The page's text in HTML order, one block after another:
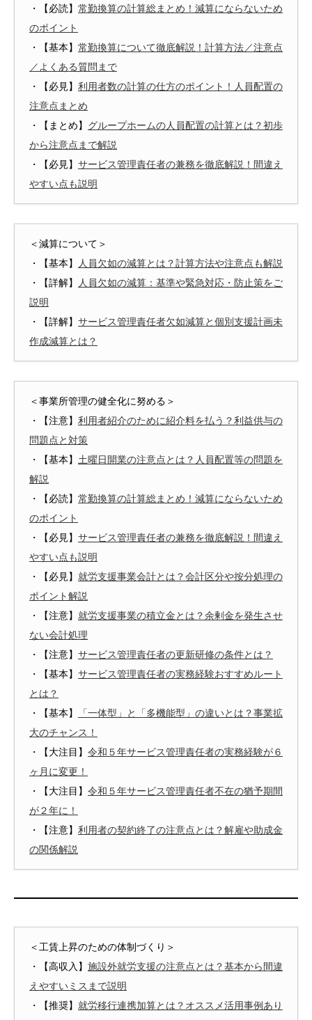
・【必読】 常勤換算の計算総まとめ！減算にならないため
のポイント
・【基本】 常勤換算について徹底解説！計算方法／注意点
／よくある質問まで
・【必見】 利用者数の計算の仕方のポイント！人員配置の
注意点まとめ
・【まとめ】 グループホームの人員配置の計算とは？初歩
から注意点まで解説
・【必見】 サービス管理責任者の兼務を徹底解説！間違え
やすい点も説明
＜減算について＞
・【基本】
人員欠如の減算とは？計算方法や注意点も解説
・【詳解】
人員欠如の減算：基準や緊急対応・防止策をご
説明
・【詳解】 サービス管理責任者欠如減算と個別支援計画未
作成減算とは？
＜事業所管理の健全化に努める＞
・【注意】 利用者紹介のために紹介料を払う？利益供与の
問題点と対策
・【基本】 土曜日開業の注意点とは？人員配置等の問題を
解説
・【必読】 常勤換算の計算総まとめ！減算にならないため
のポイント
・【必見】 サービス管理責任者の兼務を徹底解説！間違え
やすい点も説明
・【必見】 就労支援事業会計とは？会計区分や按分処理の
ポイント解説
・【注意】 就労支援事業の積立金とは？余剰金を発生させ
ない会計処理
・【注意】 サービス管理責任者の更新研修の条件とは？
・【基本】 サービス管理責任者の実務経験おすすめルート
とは？
・【基本】
「一体型」と「多機能型」の違いとは？事業拡
大のチャンス！
・【大注目】 令和５年サービス管理責任者の実務経験が６
ヶ月に変更！
・【大注目】 令和５年サービス管理責任者不在の猶予期間
が２年に！
・【注意】 利用者の契約終了の注意点とは？解雇や助成金
の関係解説
＜工賃上昇のための体制づくり＞
・【高収入】 施設外就労支援の注意点とは？基本から間違
えやすいミスまで説明
・【推奨】 就労移行連携加算とは？オススメ活用事例あり